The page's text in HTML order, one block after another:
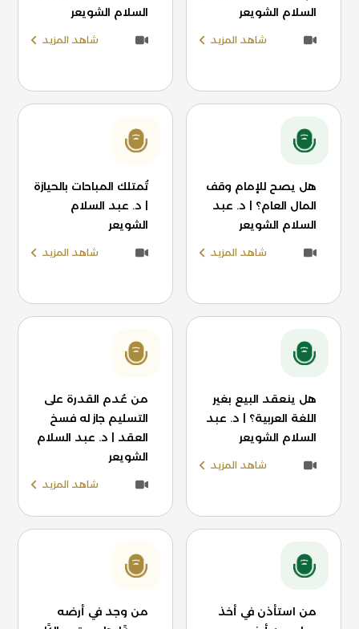
السلام الشويعر
شاهد المزيد
السلام الشويعر
شاهد المزيد
هل يصح للإمام وقف
المال العام؟ | د. عبد
السلام الشويعر
شاهد المزيد
تُمتلك المباحات بالحيازة
| د. عبد السلام
الشويعر
شاهد المزيد
هل ينعقد البيع بغير
اللغة العربية؟ | د. عبد
السلام الشويعر
شاهد المزيد
من عُدم القدرة على
التسليم جاز له فسخ
العقد | د. عبد السلام
الشويعر
شاهد المزيد
من استأذن في أخذ
من وجد في أرضه